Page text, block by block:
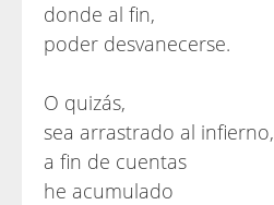
donde al fin,
poder desvanecerse.
O quizás,
sea arrastrado al infierno,
a fin de cuentas
he acumulado